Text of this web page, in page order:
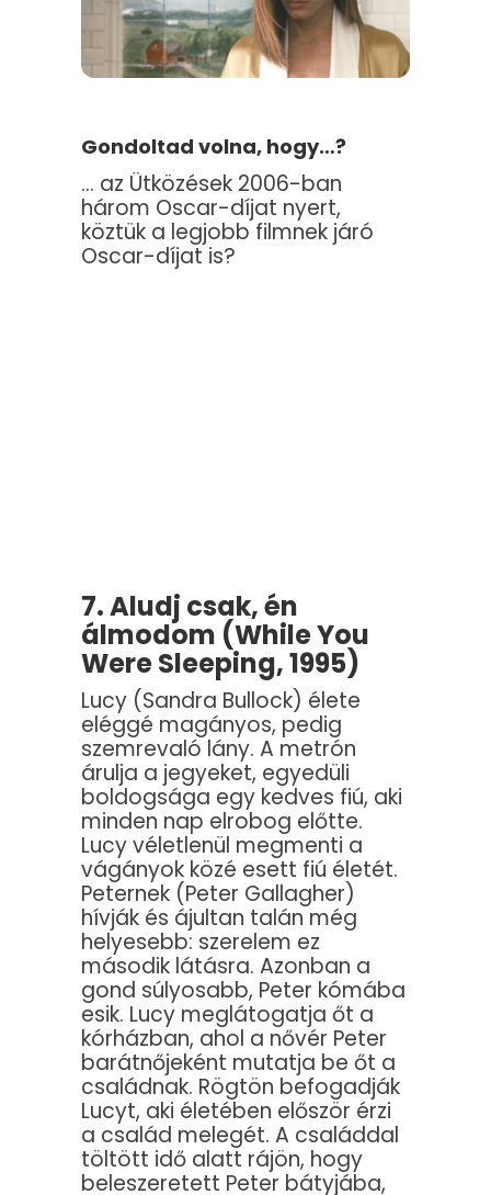
Gondoltad volna, hogy…?
… az Ütközések 2006-ban
három Oscar-díjat nyert,
köztük a legjobb filmnek járó
Oscar-díjat is?
7. Aludj csak, én
álmodom (While You
Were Sleeping, 1995)
Lucy (Sandra Bullock) élete
eléggé magányos, pedig
szemrevaló lány. A metrón
árulja a jegyeket, egyedüli
boldogsága egy kedves fiú, aki
minden nap elrobog előtte.
Lucy véletlenül megmenti a
vágányok közé esett fiú életét.
Peternek (Peter Gallagher)
hívják és ájultan talán még
helyesebb: szerelem ez
második látásra. Azonban a
gond súlyosabb, Peter kómába
esik. Lucy meglátogatja őt a
kórházban, ahol a nővér Peter
barátnőjeként mutatja be őt a
családnak. Rögtön befogadják
Lucyt, aki életében először érzi
a család melegét. A családdal
töltött idő alatt rájön, hogy
beleszeretett Peter bátyjába,